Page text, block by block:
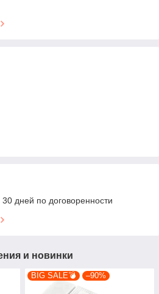
дней по договоренности
и новинки
BIG SALE💣 –90%